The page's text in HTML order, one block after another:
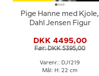
Pige Hanne med Kjole,
Dahl Jensen Figur
DKK 4495,00
Før: DKK 5395,00
Varenr.: DJ1219
Mål: H: 22 cm